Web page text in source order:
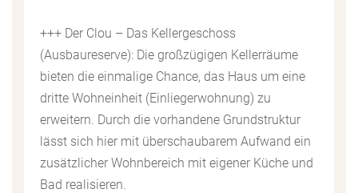
+++ Der Clou – Das Kellergeschoss
(Ausbaureserve): Die großzügigen Kellerräume
bieten die einmalige Chance, das Haus um eine
dritte Wohneinheit (Einliegerwohnung) zu
erweitern. Durch die vorhandene Grundstruktur
lässt sich hier mit überschaubarem Aufwand ein
zusätzlicher Wohnbereich mit eigener Küche und
Bad realisieren.